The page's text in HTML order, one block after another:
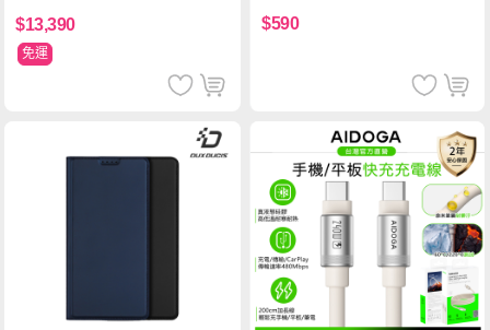
$13,390
免運
保護貼
$590